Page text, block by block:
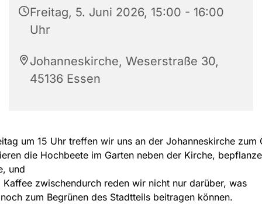
Freitag, 5. Juni 2026, 15:00 - 16:00
Uhr
Johanneskirche, Weserstraße 30,
45136 Essen
um 15 Uhr treffen wir uns an der Johanneskirche zum
die Hochbeete im Garten neben der Kirche,
und
Kaffee zwischendurch reden wir nicht nur darüber, was
zum Begrünen des Stadtteils beitragen können.